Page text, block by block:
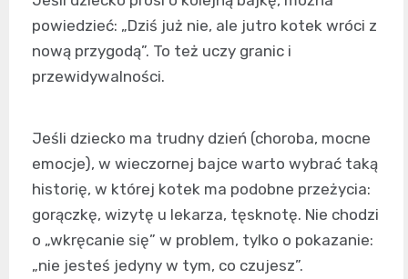
powiedzieć: „Dziś już nie, ale jutro kotek wróci z
nową przygodą”. To też uczy granic i
przewidywalności.
Jeśli dziecko ma trudny dzień (choroba, mocne
emocje), w wieczornej bajce warto wybrać taką
historię, w której kotek ma podobne przeżycia:
gorączkę, wizytę u lekarza, tęsknotę. Nie chodzi
o „wkręcanie się” w problem, tylko o pokazanie:
„nie jesteś jedyny w tym, co czujesz”.